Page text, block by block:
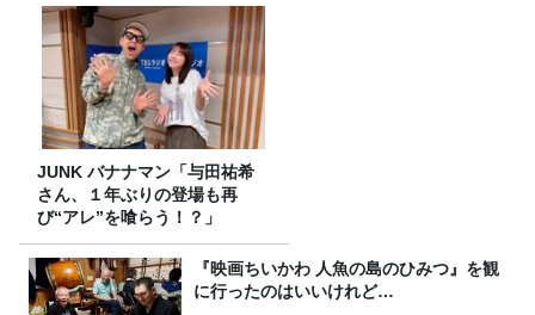
JUNK バナナマン「与田祐希
さん、１年ぶりの登場も再
び“アレ”を喰らう！？」
『映画ちいかわ 人魚の島のひみつ』を観
に行ったのはいいけれど…